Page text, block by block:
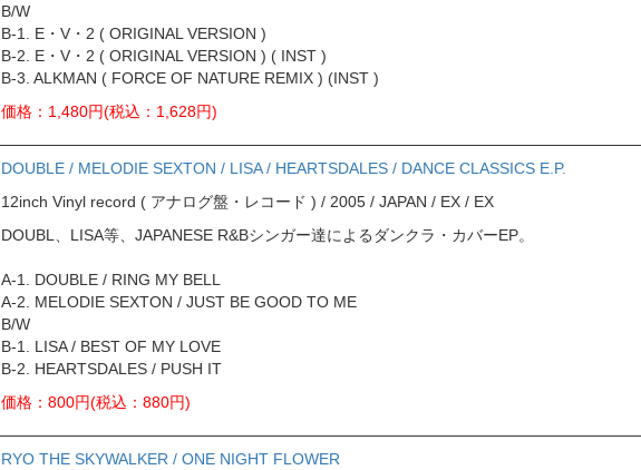
B/W
B-1. E・V・2 ( ORIGINAL VERSION )
B-2. E・V・2 ( ORIGINAL VERSION ) ( INST )
B-3. ALKMAN ( FORCE OF NATURE REMIX ) (INST )
価格：1,480円(税込：1,628円)
DOUBLE / MELODIE SEXTON / LISA / HEARTSDALES / DANCE CLASSICS E.P.
12inch Vinyl record ( アナログ盤・レコード ) / 2005 / JAPAN / EX / EX
DOUBL、LISA等、JAPANESE R&Bシンガー達によるダンクラ・カバーEP。
A-1. DOUBLE / RING MY BELL
A-2. MELODIE SEXTON / JUST BE GOOD TO ME
B/W
B-1. LISA / BEST OF MY LOVE
B-2. HEARTSDALES / PUSH IT
価格：800円(税込：880円)
RYO THE SKYWALKER / ONE NIGHT FLOWER